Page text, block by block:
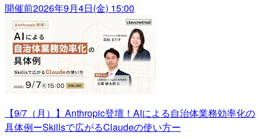
開催前2026年9月4日(金) 15:00
【9/7（月）】Anthropic登壇！AIによる自治体業務効率化の
具体例ーSkillsで広がるClaudeの使い方ー